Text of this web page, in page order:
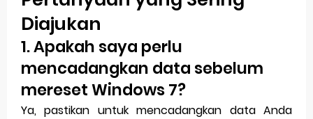
Diajukan
1. Apakah saya perlu
mencadangkan data sebelum
mereset Windows 7?
Ya, pastikan untuk mencadangkan data Anda